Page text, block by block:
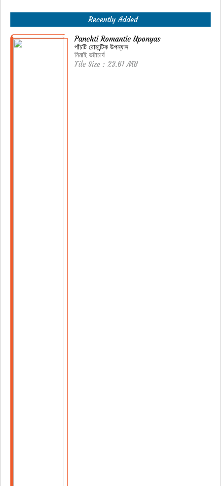
Recently Added
Panchti Romantic Uponyas
পাঁচটি রোমান্টিক উপন্যাস
নিমাই ভট্টাচার্য
File Size : 23.61 MB